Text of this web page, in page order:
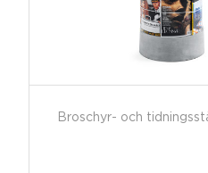
Broschyr- och